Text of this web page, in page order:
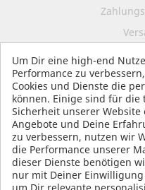
Um Dir eine high-end
Performance zu
Cookies und Dienste die
können. Einige sind für die
Sicherheit unserer
Angebote und Deine
zu verbessern, nutzen wir
die Performance unserer
dieser Dienste benötigen
nur mit Deiner